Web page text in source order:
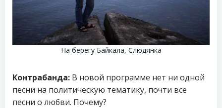
На берегу Байкала, Слюдянка
Контрабанда: В новой программе нет ни одной
песни на политическую тематику, почти все
песни о любви. Почему?